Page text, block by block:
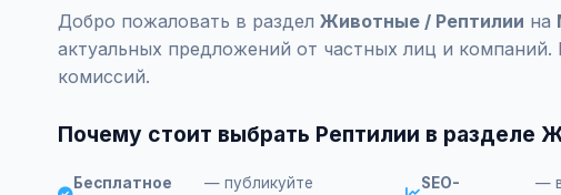
Добро пожаловать в раздел Животные / Рептилии на
актуальных предложений от частных лиц и
комиссий.
Почему стоит выбрать Рептилии в разделе
Бесплатное
— публикуйте
SEO-
—